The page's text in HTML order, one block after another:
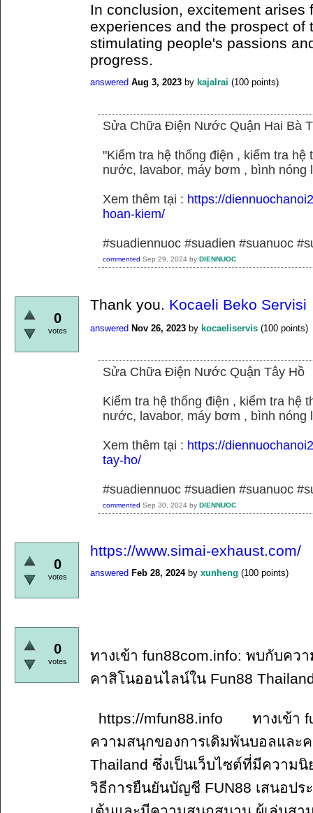
In conclusion, excitement arises
experiences and the prospect of
stimulating people's passions
progress.
answered Aug 3, 2023 by kajalrai (100 points)
Sửa Chữa Điện Nước Quận Hai Bà
"Kiểm tra hệ thống điện , kiểm tra
nước, lavabor, máy bơm , bình nóng
Xem thêm tại : https://
hoan-kiem/
#suadiennuoc #suadien #suanuoc
commented Sep 29, 2024 by DIENNUOC
0
votes
Thank you. Kocaeli Beko Servisi
answered Nov 26, 2023 by kocaeliservis (100 points)
Sửa Chữa Điện Nước Quận Tây Hồ
Kiểm tra hệ thống điện , kiểm tra hệ
nước, lavabor, máy bơm , bình nóng
Xem thêm tại : https://
tay-ho/
#suadiennuoc #suadien #suanuoc
commented Sep 30, 2024 by DIENNUOC
0
votes
https://www.simai-exhaust.com/
answered Feb 28, 2024 by xunheng (100 points)
0
votes
ทางเข้า fun88com.info: พบกับคว
คาสิโนออนไลน์ใน Fun88
https://mfun88.info ทางเข้า
ความสนุกของการเดิมพันบอลและ
Thailand ซึ่งเป็นเว็บไซต์ที่มีความ
วิธีการยืนยันบัญชี FUN88 เสนอป